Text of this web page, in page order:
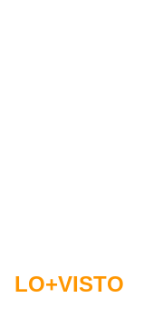
LO+VISTO